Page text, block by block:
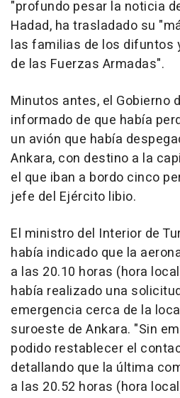
"profundo pesar la noticia
Hadad, ha trasladado su
las familias de los difuntos
de las Fuerzas Armadas".
Minutos antes, el Gobierno
informado de que había
un avión que había
Ankara, con destino a la
el que iban a bordo cinco
jefe del Ejército libio.
El ministro del Interior de
había indicado que la
a las 20.10 horas (hora
había realizado una
emergencia cerca de la
suroeste de Ankara. "Sin
podido restablecer el
detallando que la última
a las 20.52 horas (hora